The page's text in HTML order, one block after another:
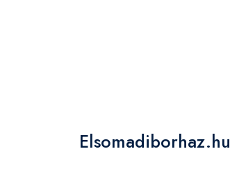
Elsomadiborhaz.hu